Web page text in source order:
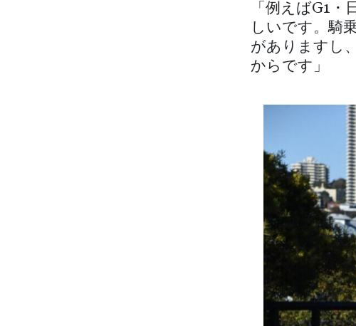
「例えばG1
しいです。騎
がありますし
からです」